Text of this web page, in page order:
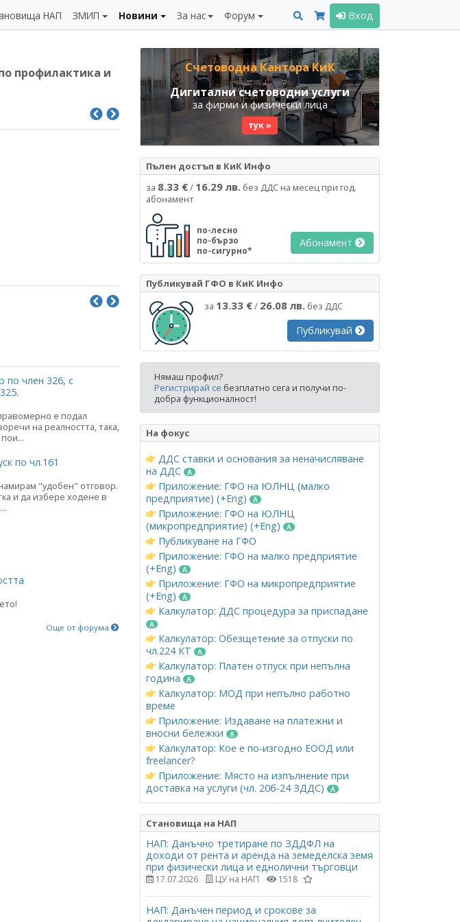
НАП ЗМИП Новини За нас Форум Вход
профилактика и
по член 326, с
е подал
на реалността, така,
по чл.161
"удобен" отговор.
и да избере ходене в
Още от форума
Счетоводна Кантора КиК
Дигитални счетоводни услуги
за фирми и физически лица
тук »
Пълен достъп в КиК Инфо
за 8.33 €/ 16.29 лв. без ДДС на месец при год.
абонамент
по-лесно
по-бързо
по-сигурно*
Абонамент
Публикувай ГФО в КиК Инфо
за 13.33 €/ 26.08 лв. без ДДС
Публикувай
Нямаш профил?
Регистрирай се безплатно сега и получи по-
добра функционалност!
На фокус
ДДС ставки и основания за неначисляване
на ДДС
Приложение: ГФО на ЮЛНЦ (малко
предприятие) (+Eng)
Приложение: ГФО на ЮЛНЦ
(микропредприятие) (+Eng)
Публикуване на ГФО
Приложение: ГФО на малко предприятие
(+Eng)
Приложение: ГФО на микропредприятие
(+Eng)
Калкулатор: ДДС процедура за приспадане
Калкулатор: Обезщетение за отпуски по
чл.224 КТ
Калкулатор: Платен отпуск при непълна
година
Калкулатор: МОД при непълно работно
време
Приложение: Издаване на платежни и
вносни бележки
Калкулатор: Кое е по-изгодно ЕООД или
freelancer?
Приложение: Място на изпълнение при
доставка на услуги (чл. 20б-24 ЗДДС)
Становища на НАП
НАП: Данъчно третиране по ЗДДФЛ на
доходи от рента и аренда на земеделска земя
при физически лица и еднолични търговци
17.07.2026 ЦУ на НАП 1518
НАП: Данъчен период и срокове за